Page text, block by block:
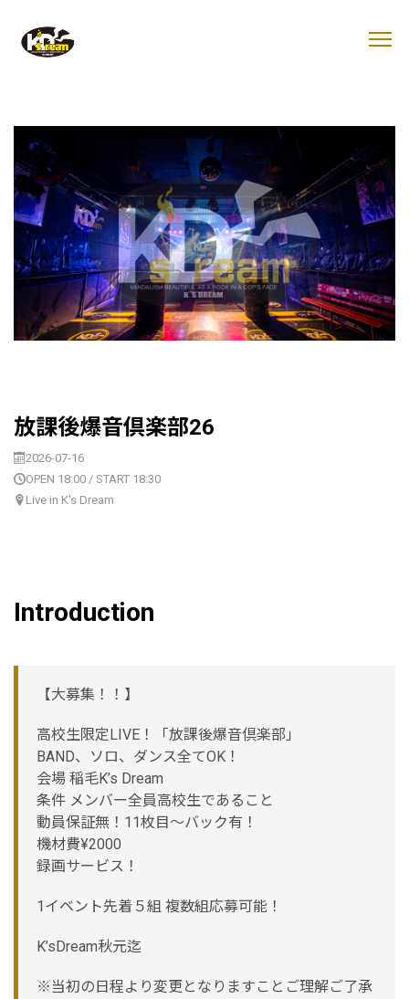
放課後爆音倶楽部26
2026-07-16
OPEN 18:00 / START 18:30
Live in K's Dream
Introduction
【大募集！！】
高校生限定LIVE！「放課後爆音倶楽部」
BAND、ソロ、ダンス全てOK！
会場 稲毛K’s Dream
条件 メンバー全員高校生であること
動員保証無！11枚目～バック有！
機材費¥2000
録画サービス！
1イベント先着５組 複数組応募可能！
K’sDream秋元迄
※当初の日程より変更となりますことご理解ご了承